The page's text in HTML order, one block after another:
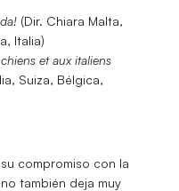
(Dir. Chiara Malta,
Italia)
et aux italiens
Suiza, Bélgica,
compromiso con la
también deja muy